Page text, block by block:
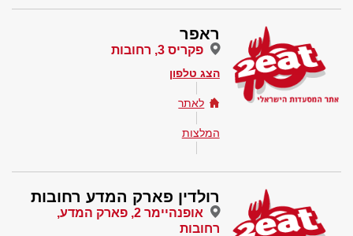
ראפר
פקריס 3, רחובות
הצג טלפון
לאתר
המלצות
רולדין פארק המדע רחובות
אופנהיימר 2, פארק המדע,
רחובות